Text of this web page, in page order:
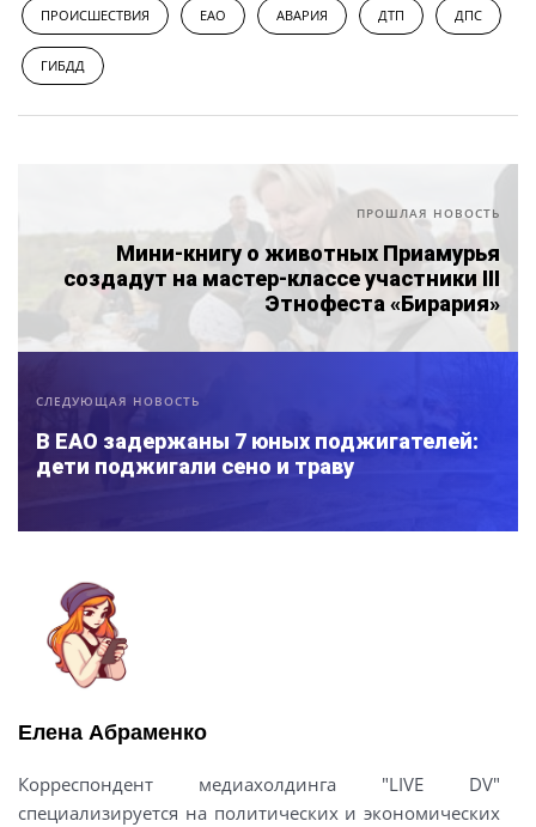
ПРОИСШЕСТВИЯ ЕАО АВАРИЯ ДТП ДПС
ГИБДД
ПРОШЛАЯ НОВОСТЬ
Мини-книгу о животных Приамурья
создадут на мастер-классе участники III
Этнофеста «Бирария»
СЛЕДУЮЩАЯ НОВОСТЬ
В ЕАО задержаны 7 юных поджигателей:
дети поджигали сено и траву
Елена Абраменко
Корреспондент медиахолдинга "LIVE DV"
специализируется на политических и экономических